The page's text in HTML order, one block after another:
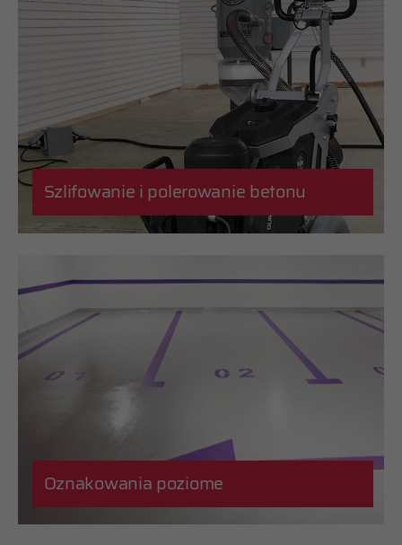
Szlifowanie i polerowanie betonu
Oznakowania poziome